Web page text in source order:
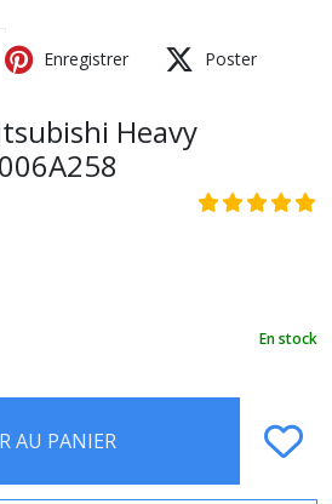
Enregistrer Poster
Heavy
En stock
AU PANIER